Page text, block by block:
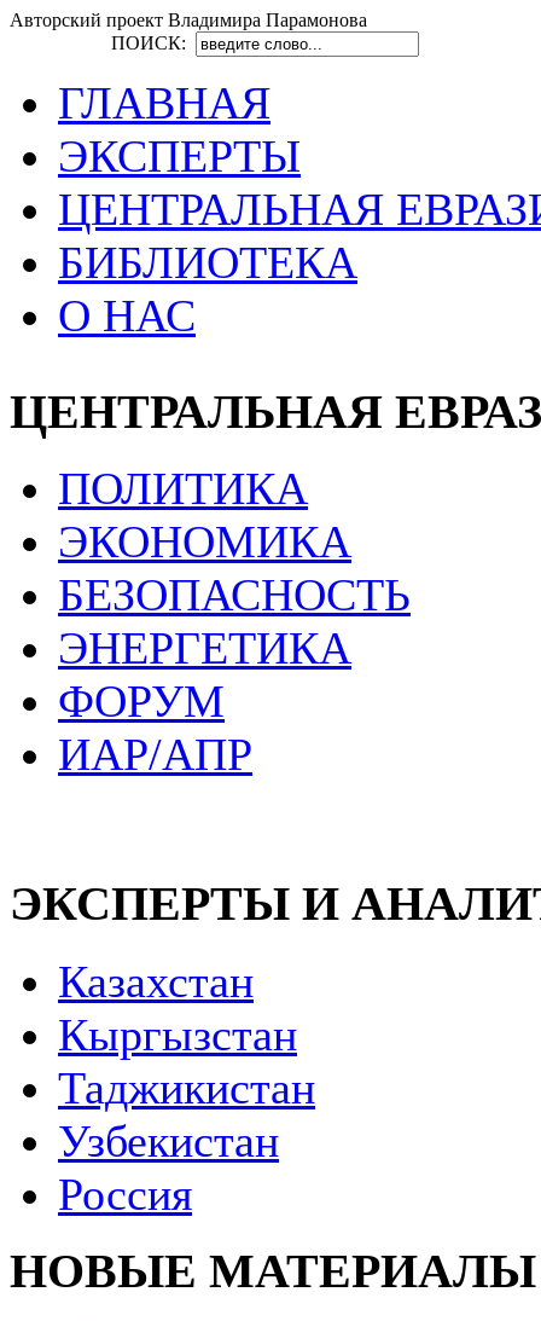
Авторский проект Владимира Парамонова
ПОИСК:
ГЛАВНАЯ
ЭКСПЕРТЫ
ЦЕНТРАЛЬНАЯ
БИБЛИОТЕКА
О НАС
ЦЕНТРАЛЬНАЯ
ПОЛИТИКА
ЭКОНОМИКА
БЕЗОПАСНОСТЬ
ЭНЕРГЕТИКА
ФОРУМ
ИАР/АПР
ЭКСПЕРТЫ И
Казахстан
Кыргызстан
Таджикистан
Узбекистан
Россия
НОВЫЕ МАТЕРИАЛЫ